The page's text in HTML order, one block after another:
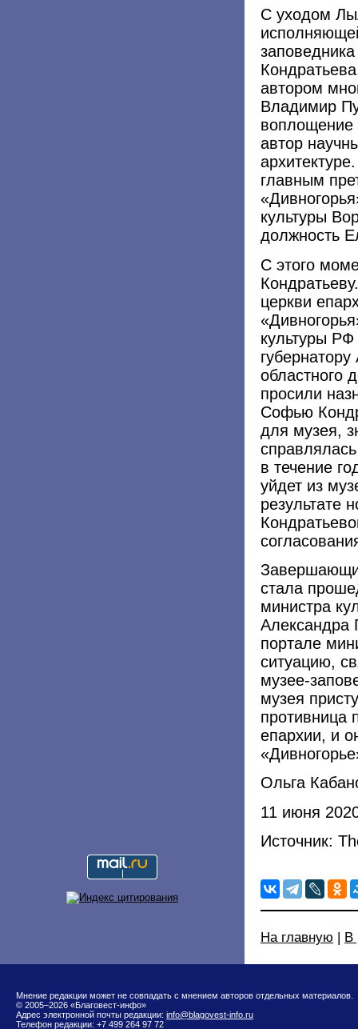
С уходом
автором
Владимир
воплощение
автор
главным
культуры
должность
С этого
церкви
культуры
областного
просили
Софью
для музея,
в течение
уйдет из
результате
стала
министра
Александра
портале
ситуацию,
музее-
музея
противница
епархии, и
Ольга
11 июня
Источник:
На главную | В
Мнение редакции может не совпадать с мнением авторов отдельных материалов.
© 2005–2026 «Благовест-инфо»
Адрес электронной почты редакции: info@blagovest-info.ru
Телефон редакции: +7 499 264 97 72